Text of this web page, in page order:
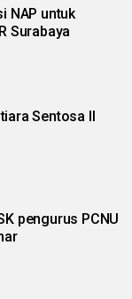
NAP untuk
Surabaya
Sentosa II
pengurus PCNU